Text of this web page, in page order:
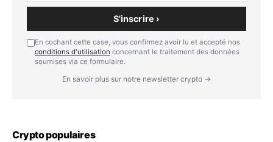
S'inscrire ›
En cochant cette case, vous confirmez avoir lu et accepté nos
conditions d'utilisation concernant le traitement des données
soumises via ce formulaire.
En savoir plus sur notre newsletter crypto →
Crypto populaires